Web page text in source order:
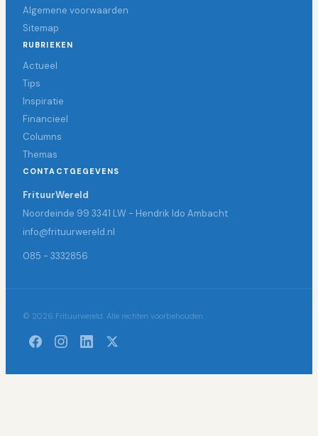
Algemene voorwaarden
Sitemap
RUBRIEKEN
Actueel
Tips
Inspiratie
Financieel
Columns
Themas
CONTACTGEGEVENS
FrituurWereld
Noordeinde 99 3341 LW - Hendrik Ido Ambacht
info@frituurwereld.nl
085 - 3332856
© 2026 Frituurwereld. Alle rechten voorbehouden.